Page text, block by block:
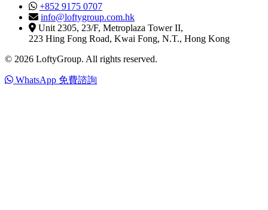
+852 9175 0707
info@loftygroup.com.hk
Unit 2305, 23/F, Metroplaza Tower II,
223 Hing Fong Road, Kwai Fong, N.T., Hong Kong
© 2026 LoftyGroup. All rights reserved.
WhatsApp 免費諮詢